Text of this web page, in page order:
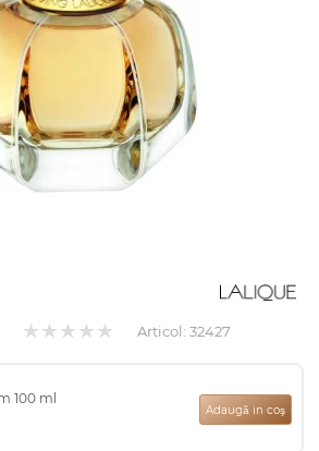
Articol: 32427
100 ml
Adaugă in coş